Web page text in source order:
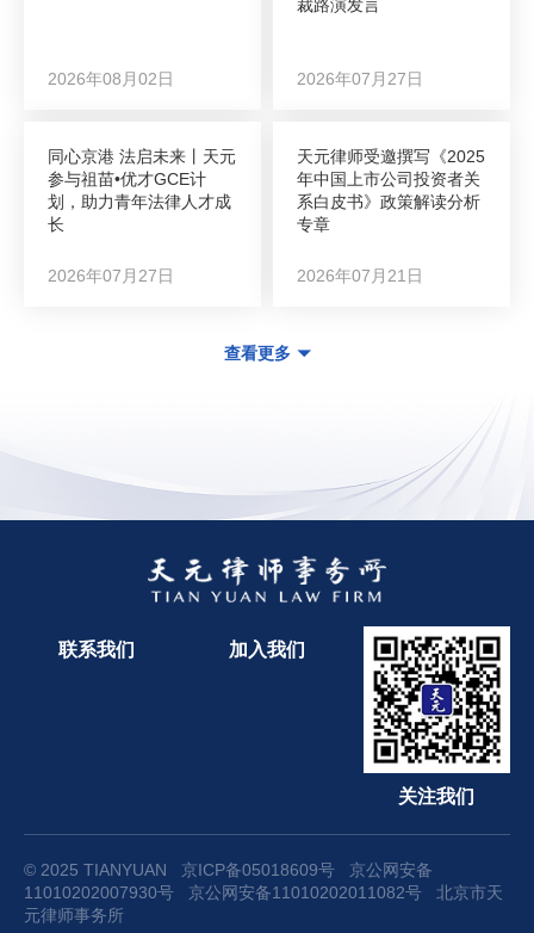
2026年08月02日
裁路演发言
2026年07月27日
同心京港 法启未来丨天元
参与祖苗•优才GCE计
划，助力青年法律人才成
长
2026年07月27日
天元律师受邀撰写《2025
年中国上市公司投资者关
系白皮书》政策解读分析
专章
2026年07月21日
查看更多
联系我们 加入我们
关注我们
© 2025 TIANYUAN 京ICP备05018609号
京公网安备
11010202007930号
京公网安备11010202011082号 北京市天
元律师事务所